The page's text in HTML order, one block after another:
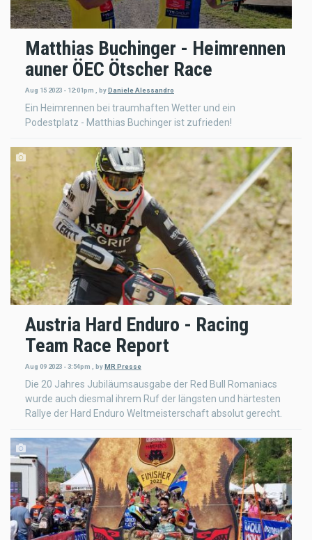
Matthias Buchinger - Heimrennen
auner ÖEC Ötscher Race
Aug 15 2023 - 12:01pm byDaniele Alessandro
Ein Heimrennen bei traumhaften Wetter und ein
Podestplatz - Matthias Buchinger ist zufrieden!
Austria Hard Enduro - Racing
Team Race Report
Aug 09 2023 - 3:54pm byMR Presse
Die 20 Jahres Jubiläumsausgabe der Red Bull Romaniacs
wurde auch diesmal ihrem Ruf der längsten und härtesten
Rallye der Hard Enduro Weltmeisterschaft absolut gerecht.